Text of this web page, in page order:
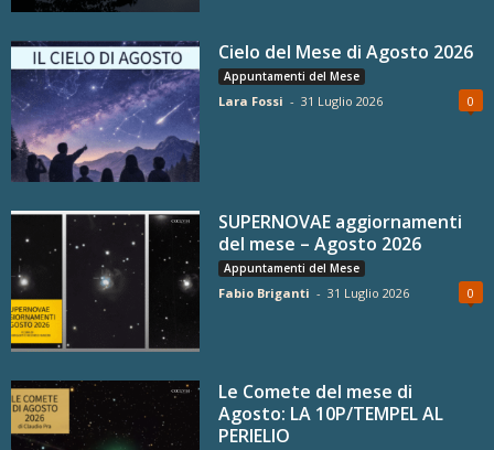
Cielo del Mese di Agosto 2026
Appuntamenti del Mese
Lara Fossi - 31 Luglio 2026 0
SUPERNOVAE aggiornamenti
del mese – Agosto 2026
Appuntamenti del Mese
Fabio Briganti - 31 Luglio 2026 0
Le Comete del mese di
Agosto: LA 10P/TEMPEL AL
PERIELIO